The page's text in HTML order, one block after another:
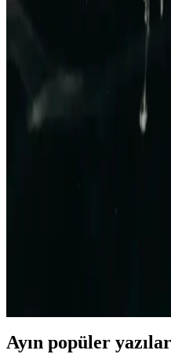
TAMPAP Erkek Baskılı
TAMPAP erkek baskılı kısa
pamuklu kumaşı ve şık
Erkek Bej Rengi
Seçenekleri Rehberi
Bej rengi erkek ceketler, çok
ortamda tercih edilir. Farklı
Erkek Kot Şort Modası
Yaz aylarında rahat ve şık
farklı kesim ve renk
resmi olmayan ortamlar için
Ayın popüler